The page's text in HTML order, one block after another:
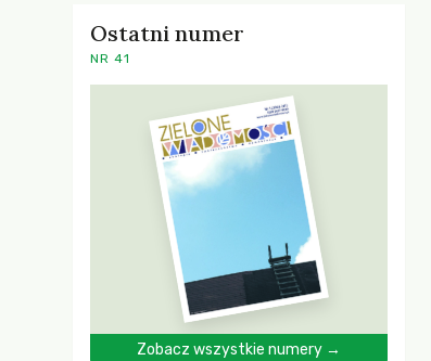
Ostatni numer
NR 41
Zobacz wszystkie numery →